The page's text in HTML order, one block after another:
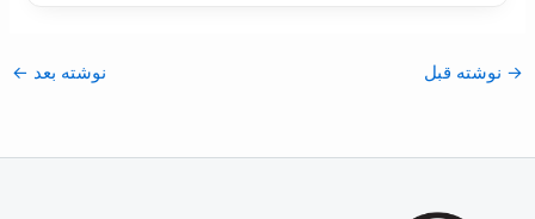
→ نوشته قبل نوشته بعد ←